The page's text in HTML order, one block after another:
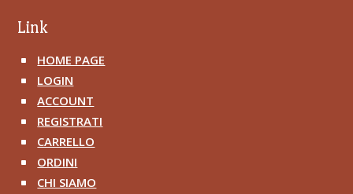
Link
^ HOME PAGE
^ LOGIN
^ ACCOUNT
^ REGISTRATI
^ CARRELLO
^ ORDINI
^ CHI SIAMO